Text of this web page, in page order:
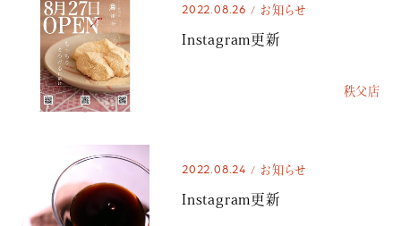
2022.08.26 お知らせ
Instagram更新
秩父店
2022.08.24 お知らせ
Instagram更新